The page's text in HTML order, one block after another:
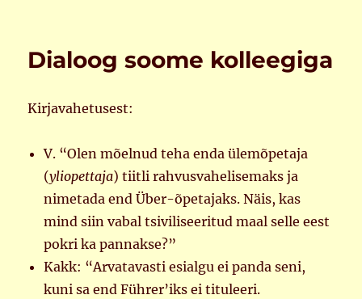
Dialoog soome kolleegiga
Kirjavahetusest:
V. “Olen mõelnud teha enda ülemõpetaja
(yliopettaja) tiitli rahvusvahelisemaks ja
nimetada end Über-õpetajaks. Näis, kas
mind siin vabal tsiviliseeritud maal selle eest
pokri ka pannakse?”
Kakk: “Arvatavasti esialgu ei panda seni,
kuni sa end Führer’iks ei tituleeri.